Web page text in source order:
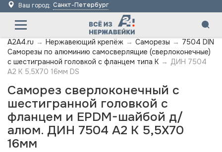
Ваш город: Санкт-Петербург
A2A4.ru → Нержавеющий крепёж → Саморезы → 7504 DIN
Саморезы по алюминию самосверлящие (сверлоконечные)
с шестигранной головкой с фланцем типа K → ДИН 7504
А2 K 5,5X70 16мм DS
Саморез сверлоконечный с
шестигранной головкой с
фланцем и EPDM-шайбой д/
алюм. ДИН 7504 А2 K 5,5X70
16мм